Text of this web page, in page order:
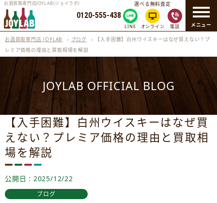
メニュー
お酒買取専門店JOYLAB(ジョイラボ)
0120-555-438
選べる無料査定
LINE オンライン 電話
お酒買取専門店 JOYLAB › ブログ ›
【入手困難】白州ウイスキーはなぜ買えない？プ
レミア価格の理由と買取相場を解説
JOYLAB OFFICIAL BLOG
【入手困難】白州ウイスキーはなぜ買
えない？プレミア価格の理由と買取相
場を解説
公開日 : 2025/12/22
ブログ